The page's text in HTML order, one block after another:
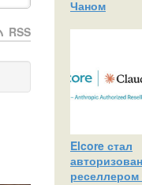
RSS
Чаном
Elcore стал